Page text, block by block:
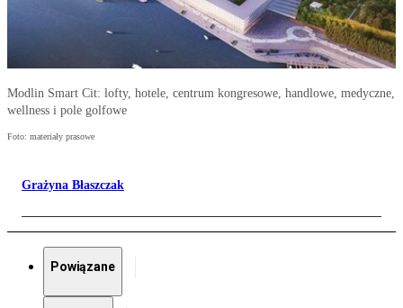
Modlin Smart Cit: lofty, hotele, centrum kongresowe, handlowe, medyczne,
wellness i pole golfowe
Foto: materiały prasowe
Grażyna Błaszczak
Powiązane